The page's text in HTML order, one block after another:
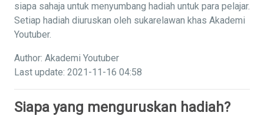
siapa sahaja untuk menyumbang hadiah untuk para pelajar.
Setiap hadiah diuruskan oleh sukarelawan khas Akademi
Youtuber.
Author: Akademi Youtuber
Last update: 2021-11-16 04:58
Siapa yang menguruskan hadiah?